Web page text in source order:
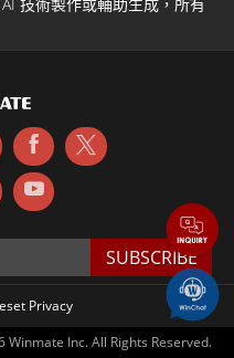
Privacy
Inc. All Rights Reserved.